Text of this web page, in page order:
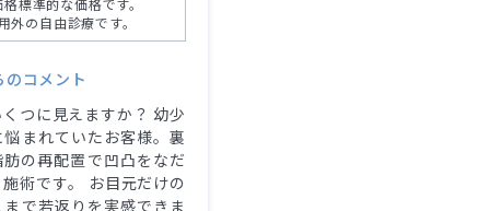
標準的な価格です。
外の自由診療です。
コメント
つに見えますか？ 幼少
まれていたお客様。裏
の再配置で凹凸をなだ
術です。 お目元だけの
で若返りを実感できま